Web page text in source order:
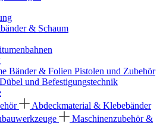
& Schaum
Bänder & Folien Pistolen und Zubehör
Dübel und Befestigungstechnik
Abdeckmaterial & Klebebänder
Maschinenzubehör &